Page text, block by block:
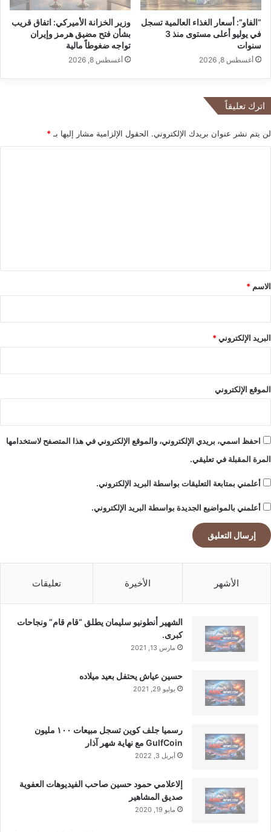
ن
ا
ئ
ي
ة
ف
ن
ق
“الفاو”: أسعار الغذاء العالمية تسجل
في يوليو أعلى مستوى منذ 3
سنوات
أغسطس 8, 2026
وزير الخزانة الأميركي: اتفاق قريب
بشأن فتح مضيق هرمز وإيران
تواجه ضغوطاً مالية
أغسطس 8, 2026
اترك تعليقاً
لن يتم نشر عنوان بريدك الإلكتروني. الحقول الإلزامية مشار إليها بـ*
*
الاسم *
البريد الإلكتروني*
الموقع الإلكتروني
احفظ اسمي، بريدي الإلكتروني، والموقع الإلكتروني في هذا المتصفح لاستخدامها
المرة المقبلة في تعليقي.
أعلمني بمتابعة التعليقات بواسطة البريد الإلكتروني.
أعلمني بالمواضيع الجديدة بواسطة البريد الإلكتروني.
الأشهر الأخيرة تعليقات
الشهير أنطونيو سليمان يطلق “قام قام” ونجاحات
كبرى.
مارس 13, 2021
حسين عياش يحتفل بعيد ميلاده
يوليو 29, 2021
رسميا جلف كوين تسجل مبيعات ١٠٠ مليون
GulfCoin مع نهاية شهر آذار
أبريل 3, 2022
إلاعلامي حمود حسين صاحب الفيديوهات العفوية
صديق المشاهير
مايو 19, 2020